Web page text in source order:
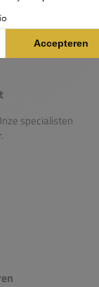
specialisten